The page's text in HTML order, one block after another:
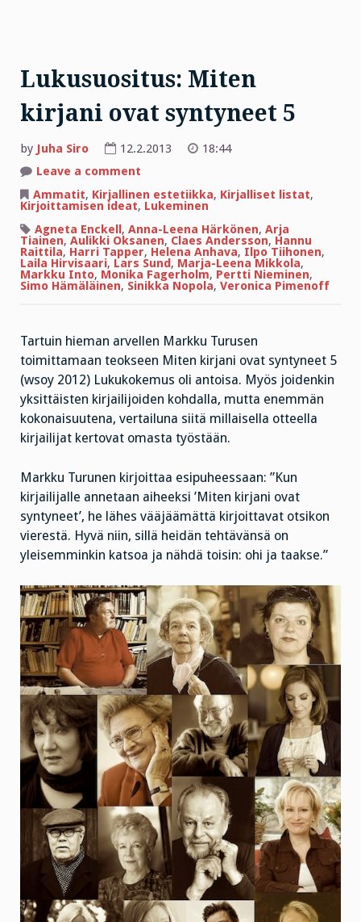
Lukusuositus: Miten
kirjani ovat syntyneet 5
by Juha Siro 12.2.2013
18:44
Leave a comment
Miten
kirjani
syntyneet
5
Ammatit, Kirjallinen estetiikka, Kirjalliset listat,
Kirjoittamisen ideat, Lukeminen
Agneta Enckell, Anna-Leena Härkönen, Arja
Tiainen, Aulikki Oksanen, Claes Andersson, Hannu
Raittila, Harri Tapper, Helena Anhava, Ilpo Tiihonen,
Laila Hirvisaari, Lars Sund, Marja-Leena Mikkola,
Markku Into, Monika Fagerholm, Pertti Nieminen,
Simo Hämäläinen, Sinikka Nopola, Veronica Pimenoff
Tartuin hieman arvellen Markku Turusen
toimittamaan teokseen Miten kirjani ovat syntyneet 5
(wsoy 2012) Lukukokemus oli antoisa. Myös joidenkin
yksittäisten kirjailijoiden kohdalla, mutta enemmän
kokonaisuutena, vertailuna siitä millaisella otteella
kirjailijat kertovat omasta työstään.
Markku Turunen kirjoittaa esipuheessaan: ”Kun
kirjailijalle annetaan aiheeksi ’Miten kirjani ovat
syntyneet’, he lähes vääjäämättä kirjoittavat otsikon
vierestä. Hyvä niin, sillä heidän tehtävänsä on
yleisemminkin katsoa ja nähdä toisin: ohi ja taakse.”